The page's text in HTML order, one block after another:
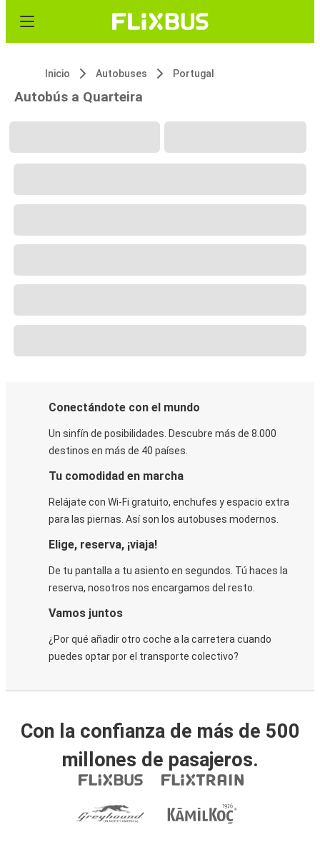
Inicio Autobuses Portugal
Autobús a Quarteira
Conectándote con el mundo
Un sinfín de posibilidades. Descubre más de 8.000
destinos en más de 40 países.
Tu comodidad en marcha
Relájate con Wi-Fi gratuito, enchufes y espacio extra
para las piernas. Así son los autobuses modernos.
Elige, reserva, ¡viaja!
De tu pantalla a tu asiento en segundos. Tú haces la
reserva, nosotros nos encargamos del resto.
Vamos juntos
¿Por qué añadir otro coche a la carretera cuando
puedes optar por el transporte colectivo?
Con la confianza de más de 500
millones de pasajeros.